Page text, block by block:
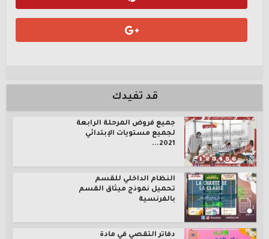
قد تفيدك
جميع فروض المرحلة الرابعة
لجميع مستويات الإبتدائي
2021...
النظام الداخلي للقسم
تحميل نموذج ميثاق القسم
بالفرنسية
دفاتر التقصي في مادة